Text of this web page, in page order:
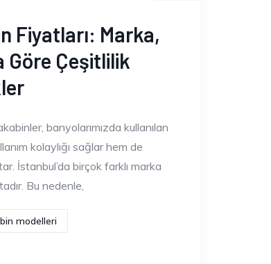
Fiyatları: Marka,
Göre Çeşitlilik
banyolarımızda kullanılan
kolaylığı sağlar hem de
İstanbul’da birçok farklı marka
Bu nedenle,
modelleri